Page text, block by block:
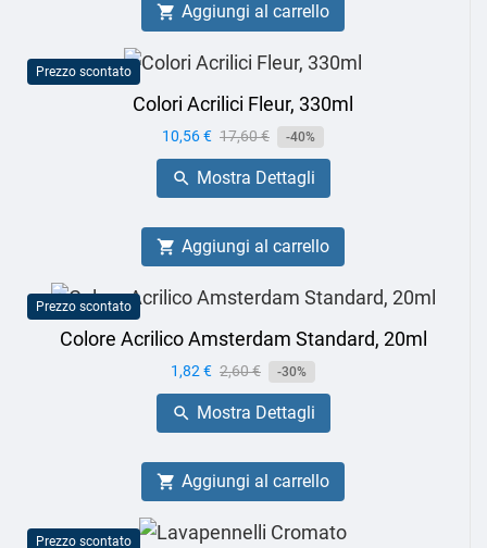
 Aggiungi al carrello
Prezzo scontato
Colori Acrilici Fleur, 330ml
Prezzo
10,56 € Prezzo
base
17,60 € -40%
 Mostra Dettagli
 Aggiungi al carrello
Prezzo scontato
Colore Acrilico Amsterdam Standard, 20ml
Prezzo
1,82 € Prezzo
base
2,60 € -30%
 Mostra Dettagli
 Aggiungi al carrello
Prezzo scontato